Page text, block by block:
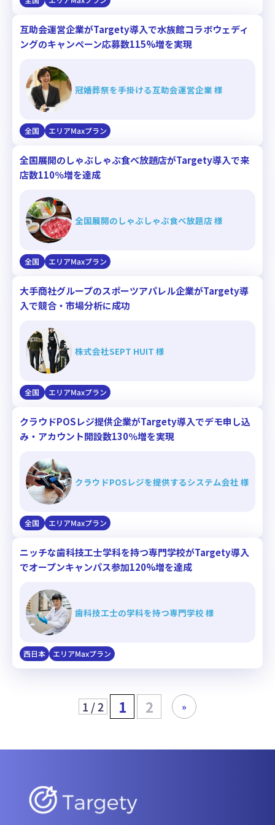
互助会運営企業がTargety導入で水族館コラボウェディ
ングのキャンペーン応募数115%増を実現
冠婚葬祭を手掛ける互助会運営企業 様
全国 エリアMaxプラン
全国展開のしゃぶしゃぶ食べ放題店がTargety導入で来
店数110％増を達成
全国展開のしゃぶしゃぶ食べ放題店 様
全国 エリアMaxプラン
大手商社グループのスポーツアパレル企業がTargety導
入で競合・市場分析に成功
株式会社SEPT HUIT 様
全国 エリアMaxプラン
クラウドPOSレジ提供企業がTargety導入でデモ申し込
み・アカウント開設数130％増を実現
クラウドPOSレジを提供するシステム会社 様
全国 エリアMaxプラン
ニッチな歯科技工士学科を持つ専門学校がTargety導入
でオープンキャンパス参加120%増を達成
歯科技工士の学科を持つ専門学校 様
西日本 エリアMaxプラン
1 / 2 1 2 »